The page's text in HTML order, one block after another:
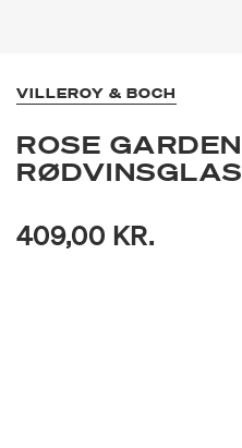
VILLEROY & BOCH
ROSE GARDEN
RØDVINSGLAS
409,00 KR.